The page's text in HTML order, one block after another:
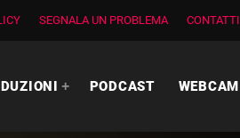
SEGNALA UN PROBLEMA CONTATTI
PODCAST WEBCAM